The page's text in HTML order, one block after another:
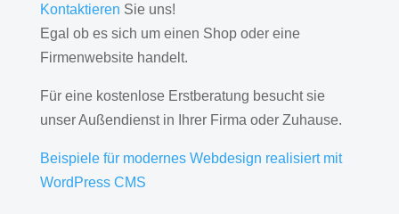
Kontaktieren Sie uns!
Egal ob es sich um einen Shop oder eine
Firmenwebsite handelt.
Für eine kostenlose Erstberatung besucht sie
unser Außendienst in Ihrer Firma oder Zuhause.
Beispiele für modernes Webdesign realisiert mit
WordPress CMS